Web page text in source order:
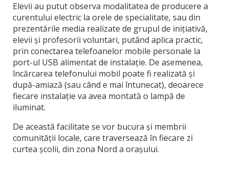
Elevii au putut observa modalitatea de producere a
curentului electric la orele de specialitate, sau din
prezentările media realizate de grupul de inițiativă,
elevii și profesorii voluntari, putând aplica practic,
prin conectarea telefoanelor mobile personale la
port-ul USB alimentat de instalație. De asemenea,
încărcarea telefonului mobil poate fi realizată și
după-amiază (sau când e mai întunecat), deoarece
fiecare instalație va avea montată o lampă de
iluminat.
De această facilitate se vor bucura și membrii
comunității locale, care traversează în fiecare zi
curtea școlii, din zona Nord a orașului.